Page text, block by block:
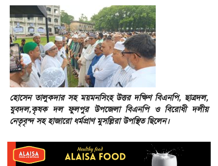
হোসেন তালুকদার সহ ময়মনসিংহ উত্তর দক্ষিণ বিএনপি, ছাত্রদল,
যুবদল,কৃষক দল ফুলপুর উপজেলা বিএনপি ও বিরোধী দলীয়
নেতৃবৃন্দ সহ হাজারো ধর্মপ্রাণ মুসল্লিরা উপস্থিত ছিলেন।